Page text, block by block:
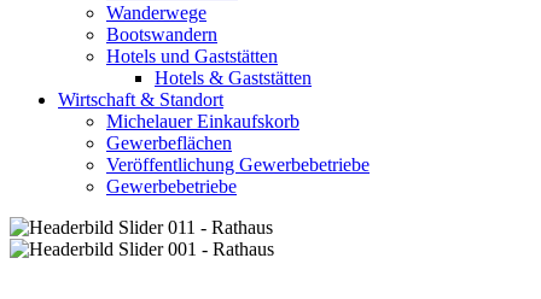
Wanderwege
Bootswandern
Hotels und Gaststätten
Hotels & Gaststätten
Wirtschaft & Standort
Michelauer Einkaufskorb
Gewerbeflächen
Veröffentlichung Gewerbebetriebe
Gewerbebetriebe